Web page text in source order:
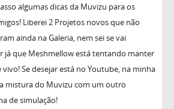
algumas dicas da Muvizu para os
Liberei 2 Projetos novos que não
ainda na Galeria, nem sei se vai
já que Meshmellow está tentando manter
vivo! Se desejar está no Youtube, na minha
mistura do Muvizu com um outro
de simulação!